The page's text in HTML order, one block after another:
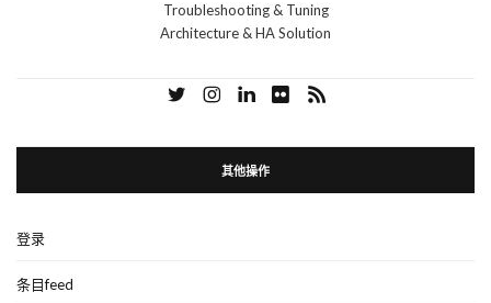
Troubleshooting & Tuning
Architecture & HA Solution
其他操作
登录
条目feed